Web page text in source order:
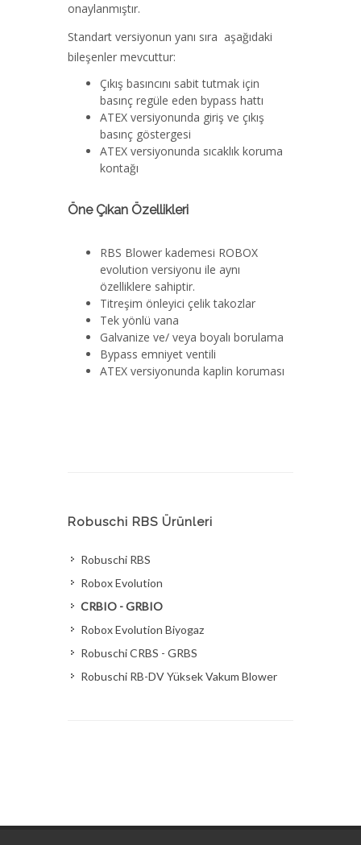
onaylanmıştır.
Standart versiyonun yanı sıra aşağıdaki
bileşenler mevcuttur:
Çıkış basıncını sabit tutmak için
basınç regüle eden bypass hattı
ATEX versiyonunda giriş ve çıkış
basınç göstergesi
ATEX versiyonunda sıcaklık koruma
kontağı
Öne Çıkan Özellikleri
RBS Blower kademesi ROBOX
evolution versiyonu ile aynı
özelliklere sahiptir.
Titreşim önleyici çelik takozlar
Tek yönlü vana
Galvanize ve/ veya boyalı borulama
Bypass emniyet ventili
ATEX versiyonunda kaplin koruması
Robuschi RBS Ürünleri
Robuschi RBS
Robox Evolution
CRBIO - GRBIO
Robox Evolution Biyogaz
Robuschi CRBS - GRBS
Robuschi RB-DV Yüksek Vakum Blower